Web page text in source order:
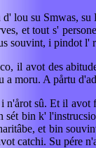
lou su Smwas,
et tout s'
souvint, i pindot l'
il avot des
moru. A pårtu
sû. Et il
bin k'
et bin
catchi. Su pére